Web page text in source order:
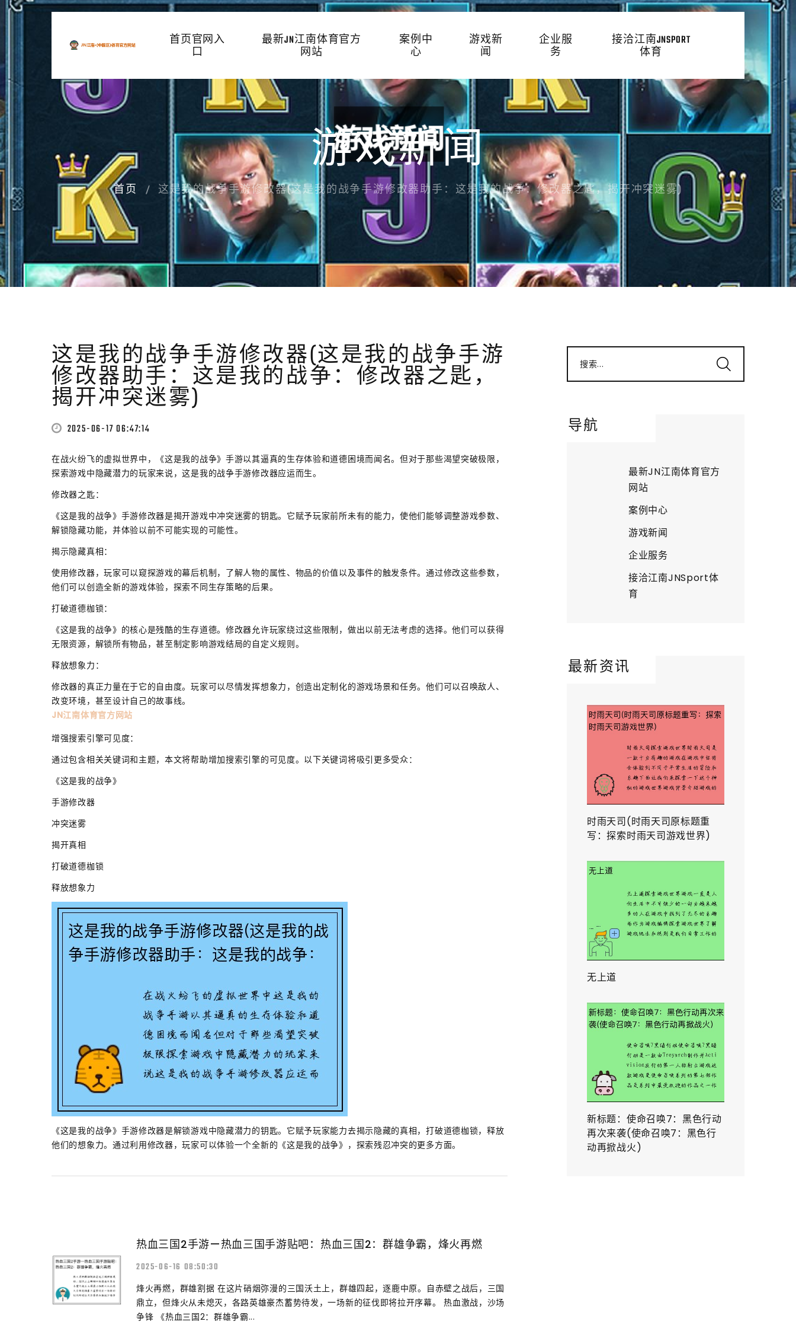
首页官网入
口
最新JN江南体育官方
网站
案例中
心
游戏新
闻
企业服
务
接洽江南JNSPORT
体育
游戏新闻
首页 这是我的战争手游修改器(这是我的战争手游修改器助手：这是我的战争：修改器之匙，揭开冲突迷雾)
这是我的战争手游修改器(这是我的战争手游
修改器助手：这是我的战争：修改器之匙，
揭开冲突迷雾)
2025-06-17 06:47:14
在战火纷飞的虚拟世界中，《这是我的战争》手游以其逼真的生存体验和道德困境而闻名。但对于那些渴望突破极限，
探索游戏中隐藏潜力的玩家来说，这是我的战争手游修改器应运而生。
修改器之匙：
《这是我的战争》手游修改器是揭开游戏中冲突迷雾的钥匙。它赋予玩家前所未有的能力，使他们能够调整游戏参数、
解锁隐藏功能，并体验以前不可能实现的可能性。
揭示隐藏真相：
使用修改器，玩家可以窥探游戏的幕后机制，了解人物的属性、物品的价值以及事件的触发条件。通过修改这些参数，
他们可以创造全新的游戏体验，探索不同生存策略的后果。
打破道德枷锁：
《这是我的战争》的核心是残酷的生存道德。修改器允许玩家绕过这些限制，做出以前无法考虑的选择。他们可以获得
无限资源，解锁所有物品，甚至制定影响游戏结局的自定义规则。
释放想象力：
修改器的真正力量在于它的自由度。玩家可以尽情发挥想象力，创造出定制化的游戏场景和任务。他们可以召唤敌人、
改变环境，甚至设计自己的故事线。
JN江南体育官方网站
增强搜索引擎可见度：
通过包含相关关键词和主题，本文将帮助增加搜索引擎的可见度。以下关键词将吸引更多受众：
《这是我的战争》
手游修改器
冲突迷雾
揭开真相
打破道德枷锁
释放想象力
《这是我的战争》手游修改器是解锁游戏中隐藏潜力的钥匙。它赋予玩家能力去揭示隐藏的真相，打破道德枷锁，释放
他们的想象力。通过利用修改器，玩家可以体验一个全新的《这是我的战争》，探索残忍冲突的更多方面。
热血三国2手游—热血三国手游贴吧：热血三国2：群雄争霸，烽火再燃
2025-06-16 08:50:30
烽火再燃，群雄割据 在这片硝烟弥漫的三国沃土上，群雄四起，逐鹿中原。自赤壁之战后，三国
鼎立，但烽火从未熄灭，各路英雄豪杰蓄势待发，一场新的征伐即将拉开序幕。 热血激战，沙场
争锋 《热血三国2：群雄争霸...
搜索...
导航
最新JN江南体育官方
网站
案例中心
游戏新闻
企业服务
接洽江南JNSport体
育
最新资讯
时雨天司(时雨天司原标题重
写：探索时雨天司游戏世界)
无上道
新标题：使命召唤7：黑色行动
再次来袭(使命召唤7：黑色行
动再掀战火)